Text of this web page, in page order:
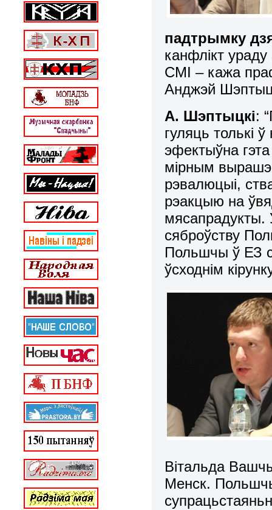
падтрымку
канфлікт
СМІ – кажа
Анджэй
А. Шэптыцкі:
гуляць толькі
эфектыўна
мірным
рэвалюцыі,
рэакцыю на
мясапрадукты.
сяброўству
Польшчы ў ЕЗ
ўсходнім
Вітальда
Менск.